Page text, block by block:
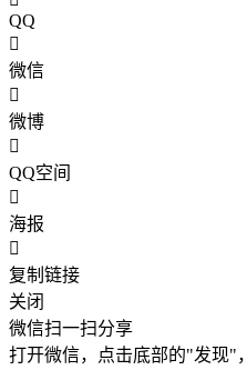
QQ
微信
微博
QQ空间
海报
复制链接
关闭
微信扫一扫分享
打开微信，点击底部的"发现"，